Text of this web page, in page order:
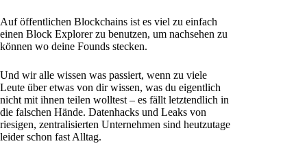
Auf öffentlichen Blockchains ist es viel zu einfach
einen Block Explorer zu benutzen, um nachsehen zu
können wo deine Founds stecken.
Und wir alle wissen was passiert, wenn zu viele
Leute über etwas von dir wissen, was du eigentlich
nicht mit ihnen teilen wolltest – es fällt letztendlich in
die falschen Hände. Datenhacks und Leaks von
riesigen, zentralisierten Unternehmen sind heutzutage
leider schon fast Alltag.